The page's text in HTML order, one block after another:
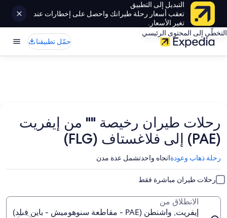
التبديل إلى التطبيق
تعقب أسعار رحلة طيرانك واحصل على إخطارات عند
تغير الأسعار.
التخطّي إلى المحتوى الرئيسي
حمّل تطبيقنا
رحلات طيران رخيصة "" من إيفريت
(PAE) إلى فلاغستاف (FLG)
رحلة ذهاب وعودةاتجاه واحدتشمل عدة مدن
رحلات طيران مباشرة فقط
الانطلاق من
إيفريت, واشنطن (PAE - مقاطعة سنوهوميش - باين فيلد)